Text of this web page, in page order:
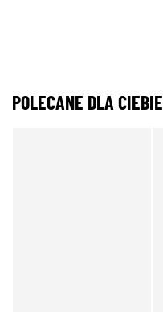
POLECANE DLA CIEBIE